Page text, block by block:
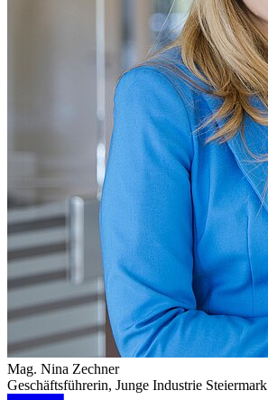
Mag. Nina Zechner
Geschäftsführerin, Junge Industrie Steiermark